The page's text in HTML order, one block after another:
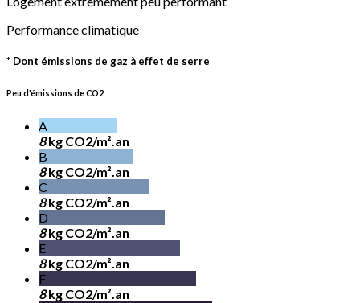
Performance climatique
* Dont émissions de gaz à effet de serre
Peu d'émissions de CO2
A
8kg CO2/m².an
B
8kg CO2/m².an
C
8kg CO2/m².an
D
8kg CO2/m².an
E
8kg CO2/m².an
F
8kg CO2/m².an